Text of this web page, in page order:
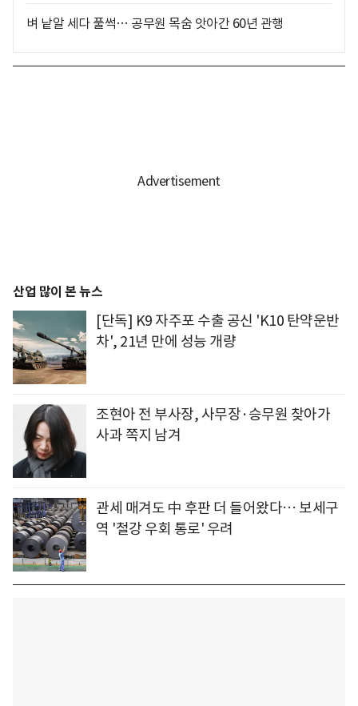
벼 낱알 세다 풀썩… 공무원 목숨 앗아간 60년 관행
산업 많이 본 뉴스
[단독] K9 자주포 수출 공신 'K10 탄약운반
차', 21년 만에 성능 개량
조현아 전 부사장, 사무장·승무원 찾아가
사과 쪽지 남겨
관세 매겨도 中 후판 더 들어왔다… 보세구
역 '철강 우회 통로' 우려